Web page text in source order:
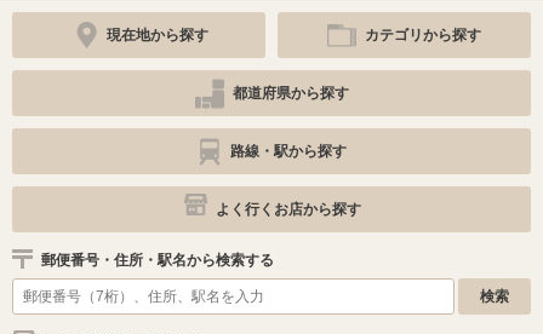
現在地から探す カテゴリから探す
都道府県から探す
路線・駅から探す
よく行くお店から探す
郵便番号・住所・駅名から検索する